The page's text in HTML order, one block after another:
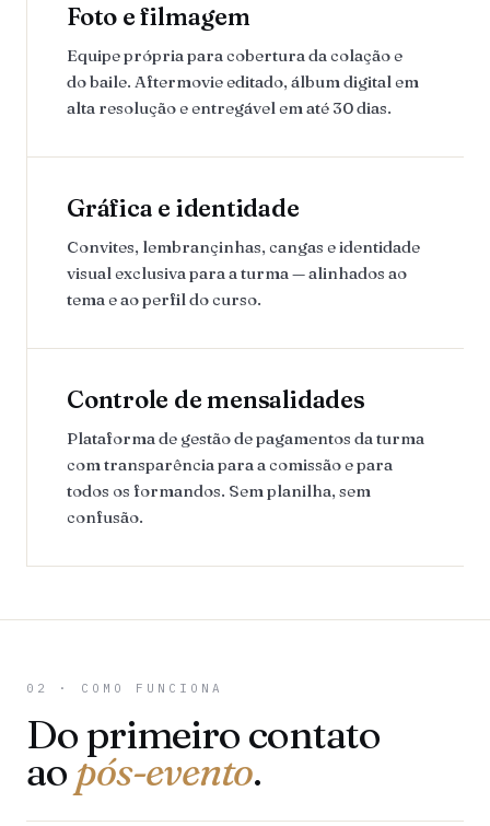
Foto e filmagem
Equipe própria para cobertura da colação e
do baile. Aftermovie editado, álbum digital em
alta resolução e entregável em até 30 dias.
Gráfica e identidade
Convites, lembrançinhas, cangas e identidade
visual exclusiva para a turma — alinhados ao
tema e ao perfil do curso.
Controle de mensalidades
Plataforma de gestão de pagamentos da turma
com transparência para a comissão e para
todos os formandos. Sem planilha, sem
confusão.
02 · COMO FUNCIONA
Do primeiro contato
ao pós-evento.